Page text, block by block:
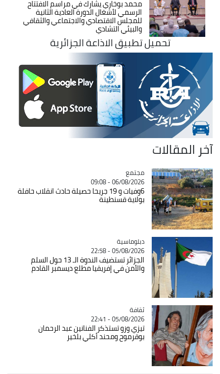
محمد بوخاري يشارك في مراسم الافتتاح
الرسمي لأشغال الدورة العادية الثانية
للمجلس الاقتصادي والاجتماعي والثقافي
والبيئي التشادي
تحميل تطبيق الاذاعة الجزائرية
آخر المقالات
Catégorie
مجتمع
06/08/2026 - 09:08
6وفيات و 19 جريحا حصيلة حادث انقلاب حافلة
بولاية قسنطينة
Catégorie
دبلوماسية
05/08/2026 - 22:58
الجزائر تستضيف الندوة الـ 13 حول السلم
والأمن في إفريقيا مطلع ديسمبر القادم
Catégorie
ثقافة
05/08/2026 - 22:41
تيزي وزو تستذكر الفنانين عبد الرحمان
بوقرموح ومحند أكلي بلخير